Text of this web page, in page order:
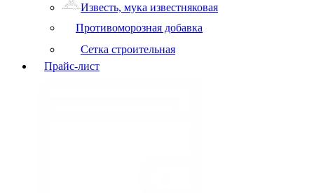
Известь, мука известняковая
Противоморозная добавка
Сетка строительная
Прайс-лист